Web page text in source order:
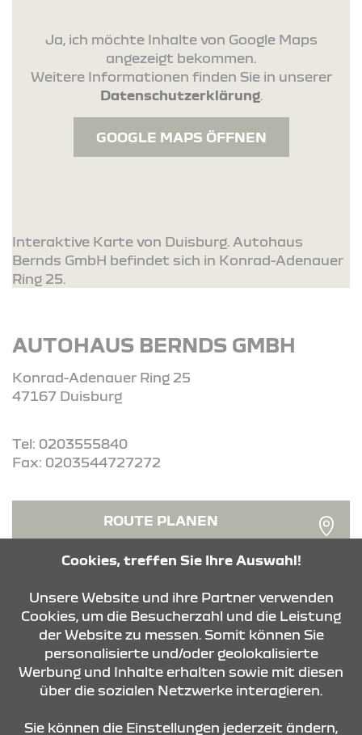
Ja, ich möchte Inhalte von Google Maps
angezeigt bekommen.
Weitere Informationen finden Sie in unserer
Datenschutzerklärung.
GOOGLE MAPS ÖFFNEN
Interaktive Karte von Duisburg. Autohaus
Bernds GmbH befindet sich in Konrad-Adenauer
Ring 25.
AUTOHAUS BERNDS GMBH
Konrad-Adenauer Ring 25
47167 Duisburg
Tel: 0203555840
Fax: 0203544727272
ROUTE PLANEN
ANFRAGE SENDEN
Cookies, treffen Sie Ihre Auswahl!
Unsere Website und ihre Partner verwenden
Cookies, um die Besucherzahl und die Leistung
der Website zu messen. Somit können Sie
personalisierte und/oder geolokalisierte
Werbung und Inhalte erhalten sowie mit diesen
über die sozialen Netzwerke interagieren.
Sie können die Einstellungen jederzeit ändern,